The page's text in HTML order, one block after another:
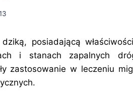
posiadającą
i stanach zapalnych
zastosowanie w leczeniu